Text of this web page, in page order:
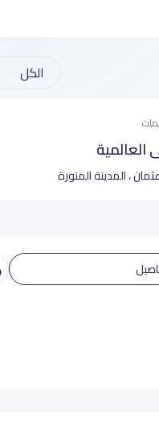
، المدينة المنورة